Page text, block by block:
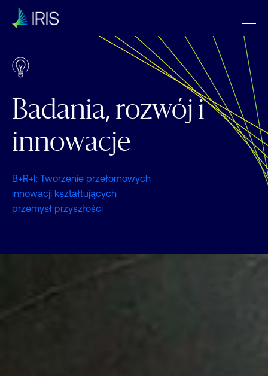
Badania, rozwój i
innowacje
B+R+I: Tworzenie przełomowych
innowacji kształtujących
przemysł przyszłości